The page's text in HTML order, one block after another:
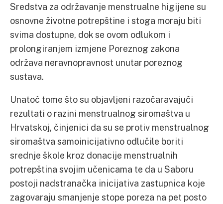
Sredstva za održavanje menstrualne higijene su
osnovne životne potrepštine i stoga moraju biti
svima dostupne, dok se ovom odlukom i
prolongiranjem izmjene Poreznog zakona
održava neravnopravnost unutar poreznog
sustava.
Unatoč tome što su objavljeni razočaravajući
rezultati o razini menstrualnog siromaštva u
Hrvatskoj, činjenici da su se protiv menstrualnog
siromaštva samoinicijativno odlučile boriti
srednje škole kroz donacije menstrualnih
potrepština svojim učenicama te da u Saboru
postoji nadstranačka inicijativa zastupnica koje
zagovaraju smanjenje stope poreza na pet posto